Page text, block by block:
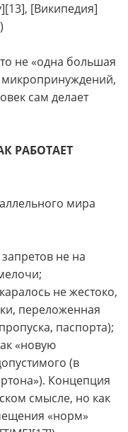
[Википедия]
не «одна большая
сам делает
РАБОТАЕТ
мира
не на
не жестоко,
переложенная
паспорта);
«новую
(в
Концепция
смысле, но как
«норм»